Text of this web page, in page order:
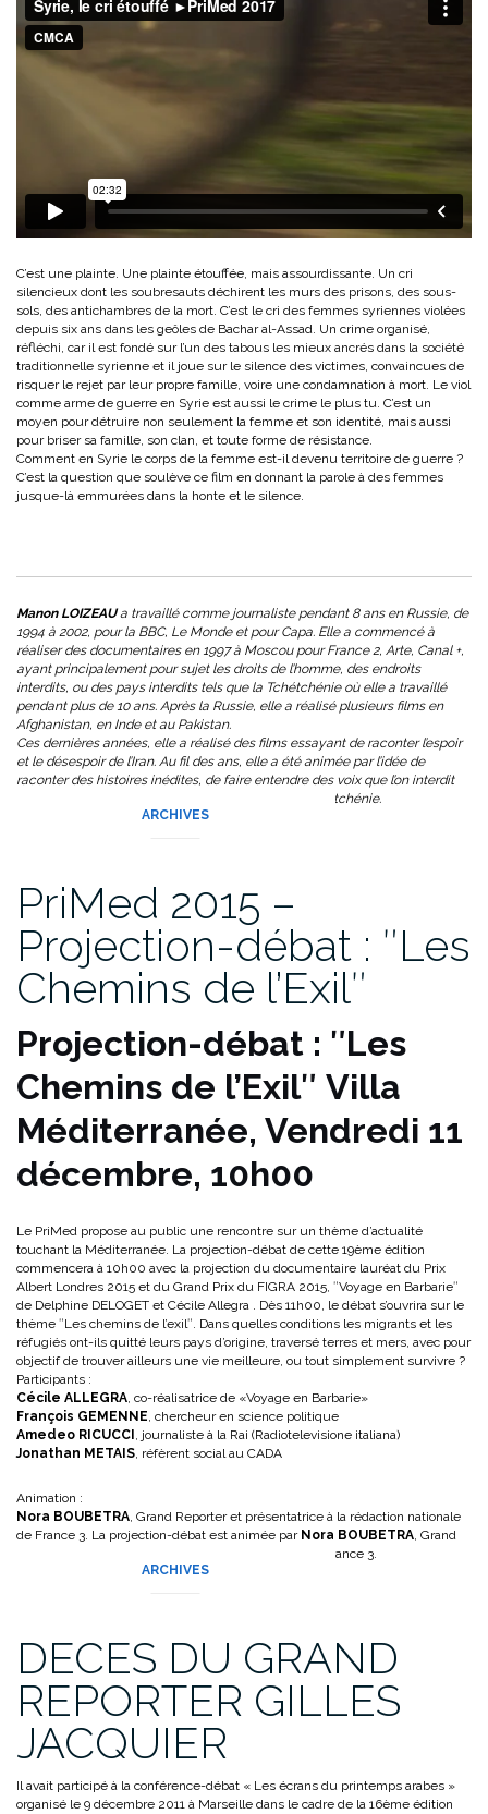
C’est une plainte. Une plainte étouffée, mais assourdissante. Un cri
silencieux dont les soubresauts déchirent les murs des prisons, des sous-
sols, des antichambres de la mort. C’est le cri des femmes syriennes violées
depuis six ans dans les geôles de Bachar al-Assad. Un crime organisé,
réfléchi, car il est fondé sur l’un des tabous les mieux ancrés dans la société
traditionnelle syrienne et il joue sur le silence des victimes, convaincues de
risquer le rejet par leur propre famille, voire une condamnation à mort. Le viol
comme arme de guerre en Syrie est aussi le crime le plus tu. C’est un
moyen pour détruire non seulement la femme et son identité, mais aussi
pour briser sa famille, son clan, et toute forme de résistance.
Comment en Syrie le corps de la femme est-il devenu territoire de guerre ?
C’est la question que soulève ce film en donnant la parole à des femmes
jusque-là emmurées dans la honte et le silence.
Manon LOIZEAUa travaillé comme journaliste pendant 8 ans en Russie, de
1994 à 2002, pour la BBC, Le Monde et pour Capa. Elle a commencé à
réaliser des documentaires en 1997 à Moscou pour France 2, Arte, Canal +,
ayant principalement pour sujet les droits de l’homme, des endroits
interdits, ou des pays interdits tels que la Tchétchénie où elle a travaillé
pendant plus de 10 ans. Après la Russie, elle a réalisé plusieurs films en
Afghanistan, en Inde et au Pakistan.
Ces dernières années, elle a réalisé des films essayant de raconter l’espoir
et le désespoir de l’Iran. Au fil des ans, elle a été animée par l’idée de
raconter des histoires inédites, de faire entendre des voix que l’on interdit
de parler – en Syrie, au Yémen et à nouveau en Tchétchénie.
ARCHIVES
PriMed 2015 –
Projection-débat : ʺLes
Chemins de l’Exilʺ
Projection-débat : ʺLes
Chemins de l’Exilʺ Villa
Méditerranée, Vendredi 11
décembre, 10h00
Le PriMed propose au public une rencontre sur un thème d’actualité
touchant la Méditerranée. La projection-débat de cette 19ème édition
commencera à 10h00 avec la projection du documentaire lauréat du Prix
Albert Londres 2015 et du Grand Prix du FIGRA 2015, ʺVoyage en Barbarieʺ
de Delphine DELOGET et Cécile Allegra . Dès 11h00, le débat s’ouvrira sur le
thème ʺLes chemins de l’exilʺ. Dans quelles conditions les migrants et les
réfugiés ont-ils quitté leurs pays d’origine, traversé terres et mers, avec pour
objectif de trouver ailleurs une vie meilleure, ou tout simplement survivre ?
Participants :
Cécile ALLEGRA, co-réalisatrice de «Voyage en Barbarie»
François GEMENNE, chercheur en science politique
Amedeo RICUCCI , journaliste à la Rai (Radiotelevisione italiana)
Jonathan METAIS, réfèrent social au CADA
Animation :
Nora BOUBETRA, Grand Reporter et présentatrice à la rédaction nationale
de France 3. La projection-débat est animée par Nora BOUBETRA, Grand
Reporter et présentatrice à la rédaction nationale de France 3.
ARCHIVES
DECES DU GRAND
REPORTER GILLES
JACQUIER
Il avait participé à la conférence-débat « Les écrans du printemps arabes »
organisé le 9 décembre 2011 à Marseille dans le cadre de la 16ème édition